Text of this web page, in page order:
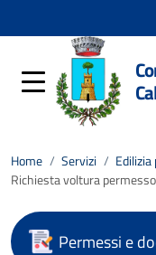
Home / Servizi /
Richiesta voltura
Permessi e